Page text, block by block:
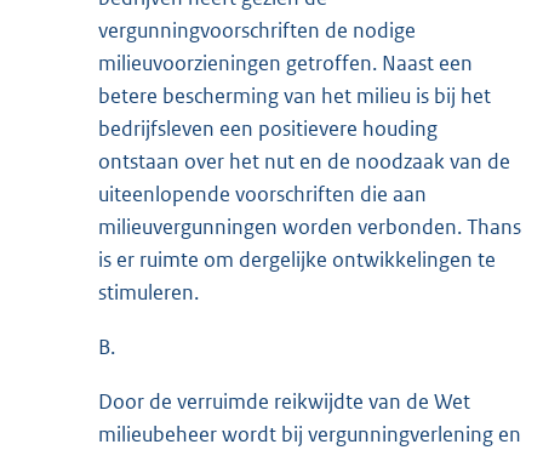
vergunningvoorschriften de nodige
milieuvoorzieningen getroffen. Naast een
betere bescherming van het milieu is bij het
bedrijfsleven een positievere houding
ontstaan over het nut en de noodzaak van de
uiteenlopende voorschriften die aan
milieuvergunningen worden verbonden. Thans
is er ruimte om dergelijke ontwikkelingen te
stimuleren.
B.
Door de verruimde reikwijdte van de Wet
milieubeheer wordt bij vergunningverlening en